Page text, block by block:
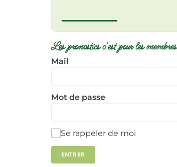
Les pronostics c'est pour les membres
Mail
Mot de passe
Se rappeler de moi
ENTRER